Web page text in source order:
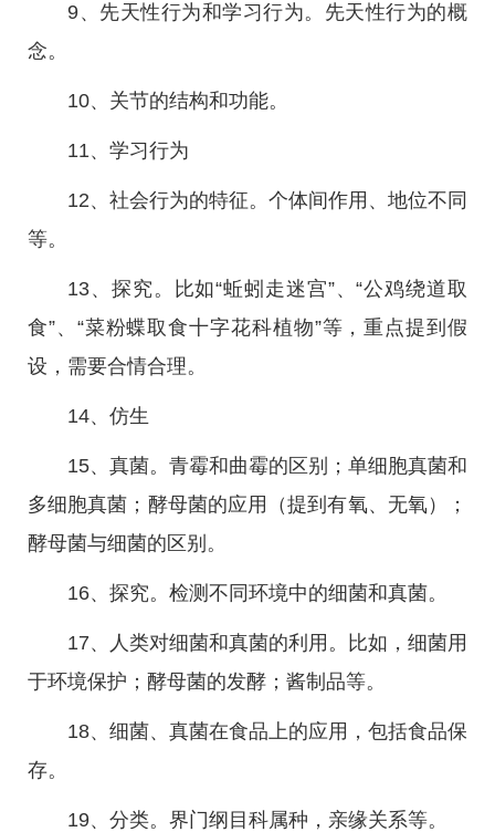
9、先天性行为和学习行为。先天性行为的概
念。
10、关节的结构和功能。
11、学习行为
12、社会行为的特征。个体间作用、地位不同
等。
13、探究。比如“蚯蚓走迷宫”、“公鸡绕道取
食”、“菜粉蝶取食十字花科植物”等，重点提到假
设，需要合情合理。
14、仿生
15、真菌。青霉和曲霉的区别；单细胞真菌和
多细胞真菌；酵母菌的应用（提到有氧、无氧）；
酵母菌与细菌的区别。
16、探究。检测不同环境中的细菌和真菌。
17、人类对细菌和真菌的利用。比如，细菌用
于环境保护；酵母菌的发酵；酱制品等。
18、细菌、真菌在食品上的应用，包括食品保
存。
19、分类。界门纲目科属种，亲缘关系等。